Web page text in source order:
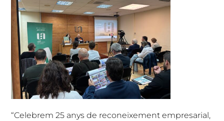
“Celebrem 25 anys de reconeixement empresarial,